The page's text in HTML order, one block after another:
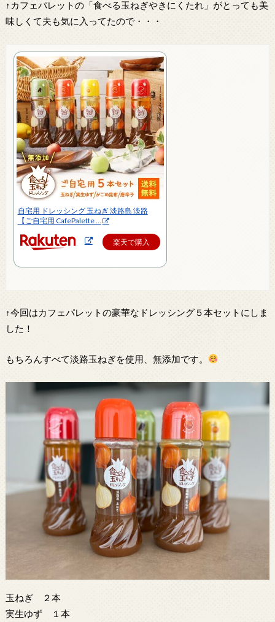
↑カフェパレットの「食べる玉ねぎやきにくたれ」がとっても美
味しくて夫も気に入ってたので・・・
自宅用 ドレッシング 玉ねぎ 淡路島 淡路
【ご自宅用 CafePalette …
楽天で購入
↑今回はカフェパレットの豪華なドレッシング５本セットにしま
した！
もちろんすべて淡路玉ねぎを使用、無添加です。
玉ねぎ ２本
実生ゆず １本